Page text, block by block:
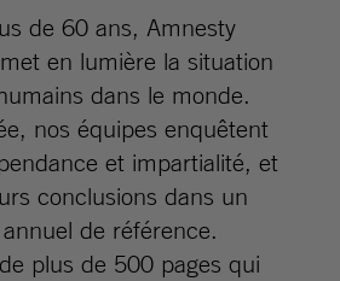
de 60 ans, Amnesty
en lumière la situation
dans le monde.
nos équipes enquêtent
et impartialité, et
conclusions dans un
de référence.
plus de 500 pages qui